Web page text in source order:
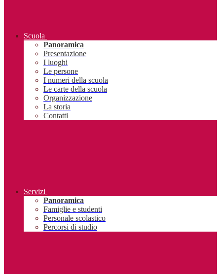
Scuola
Panoramica
Presentazione
I luoghi
Le persone
I numeri della scuola
Le carte della scuola
Organizzazione
La storia
Contatti
Servizi
Panoramica
Famiglie e studenti
Personale scolastico
Percorsi di studio